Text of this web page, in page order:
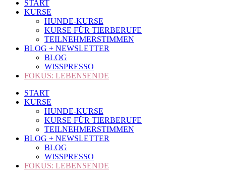
START
KURSE
HUNDE-KURSE
KURSE FÜR TIERBERUFE
TEILNEHMERSTIMMEN
BLOG + NEWSLETTER
BLOG
WISSPRESSO
FOKUS: LEBENSENDE
START
KURSE
HUNDE-KURSE
KURSE FÜR TIERBERUFE
TEILNEHMERSTIMMEN
BLOG + NEWSLETTER
BLOG
WISSPRESSO
FOKUS: LEBENSENDE